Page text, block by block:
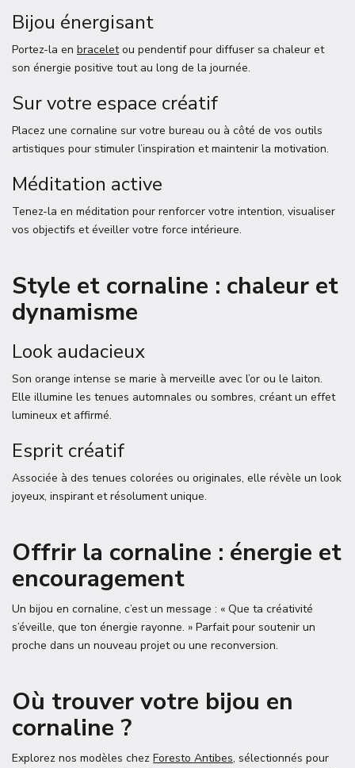
Bijou énergisant
Portez-la en braceletou pendentif pour diffuser sa chaleur et
son énergie positive tout au long de la journée.
Sur votre espace créatif
Placez une cornaline sur votre bureau ou à côté de vos outils
artistiques pour stimuler l’inspiration et maintenir la motivation.
Méditation active
Tenez-la en méditation pour renforcer votre intention, visualiser
vos objectifs et éveiller votre force intérieure.
Style et cornaline : chaleur et
dynamisme
Look audacieux
Son orange intense se marie à merveille avec l’or ou le laiton.
Elle illumine les tenues automnales ou sombres, créant un effet
lumineux et affirmé.
Esprit créatif
Associée à des tenues colorées ou originales, elle révèle un look
joyeux, inspirant et résolument unique.
Offrir la cornaline : énergie et
encouragement
Un bijou en cornaline, c’est un message : « Que ta créativité
s’éveille, que ton énergie rayonne. » Parfait pour soutenir un
proche dans un nouveau projet ou une reconversion.
Où trouver votre bijou en
cornaline ?
Explorez nos modèles chez Foresto Antibes, sélectionnés pour